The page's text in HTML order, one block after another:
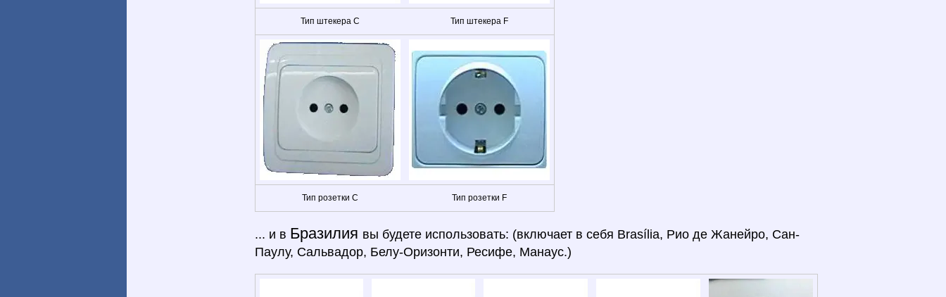
Тип штекера C Тип штекера F
Тип розетки C Тип розетки F
... и в Бразилия вы будете использовать: (включает в себя Brasília, Рио де Жанейро, Сан-
Паулу, Сальвадор, Белу-Оризонти, Ресифе, Манаус.)